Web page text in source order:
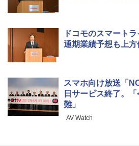
ドコモのスマート
通期業績予想も上方
スマホ向け放送「
日サービス終了。
難」
AV Watch